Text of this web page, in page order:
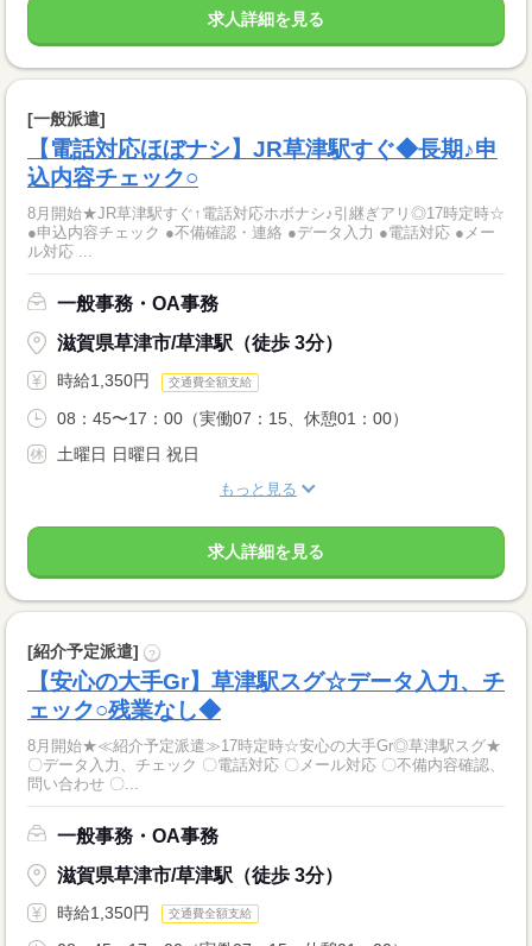
求人詳細を見る
[一般派遣]
【電話対応ほぼナシ】JR草津駅すぐ◆長期♪申
込内容チェック○
8月開始★JR草津駅すぐ↑電話対応ホボナシ♪引継ぎアリ◎17時定時☆
●申込内容チェック ●不備確認・連絡 ●データ入力 ●電話対応 ●メー
ル対応 ...
一般事務・OA事務
滋賀県草津市/草津駅（徒歩 3分）
時給1,350円 交通費全額支給
08：45〜17：00（実働07：15、休憩01：00）
土曜日 日曜日 祝日
もっと見る
求人詳細を見る
[紹介予定派遣] ?
【安心の大手Gr】草津駅スグ☆データ入力、チ
ェック○残業なし◆
8月開始★≪紹介予定派遣≫17時定時☆安心の大手Gr◎草津駅スグ★
〇データ入力、チェック 〇電話対応 〇メール対応 〇不備内容確認、
問い合わせ 〇...
一般事務・OA事務
滋賀県草津市/草津駅（徒歩 3分）
時給1,350円 交通費全額支給